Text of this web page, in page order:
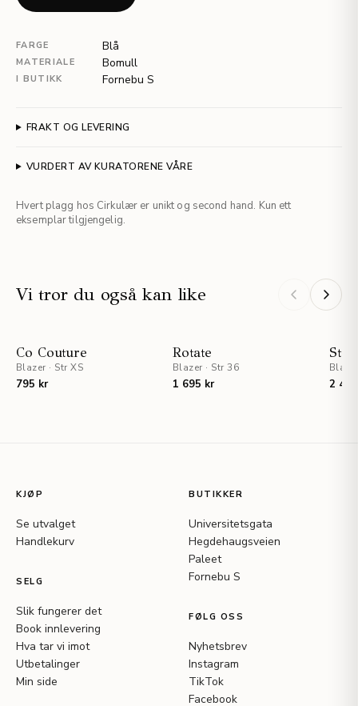
FARGE Blå
MATERIALE Bomull
I BUTIKK Fornebu S
FRAKT OG LEVERING
VURDERT AV KURATORENE VÅRE
Hvert plagg hos Cirkulær er unikt og second hand. Kun ett
eksemplar tilgjengelig.
Vi tror du også kan like
Co Couture
Blazer · Str XS
795 kr
Rotate
Blazer · Str 36
1 695 kr 2
KJØP
Se utvalget
Handlekurv
SELG
Slik fungerer det
Book innlevering
Hva tar vi imot
Utbetalinger
Min side
BUTIKKER
Universitetsgata
Hegdehaugsveien
Paleet
Fornebu S
FØLG OSS
Nyhetsbrev
Instagram
TikTok
Facebook